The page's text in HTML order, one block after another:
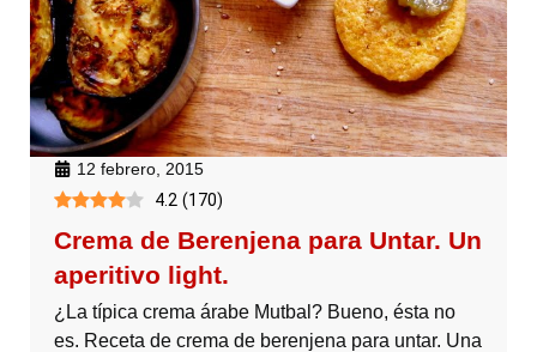
12 febrero, 2015
4.2 (170)
Crema de Berenjena para Untar. Un
aperitivo light.
¿La típica crema árabe Mutbal? Bueno, ésta no
es. Receta de crema de berenjena para untar. Una